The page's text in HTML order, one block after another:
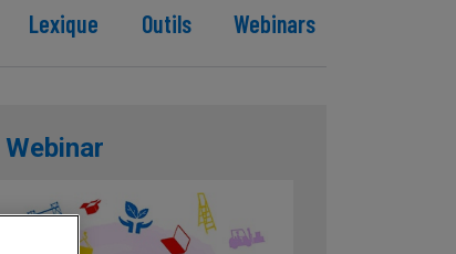
Lexique Outils Webinars
Webinar